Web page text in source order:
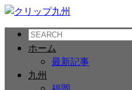
ホーム
最新記事
九州